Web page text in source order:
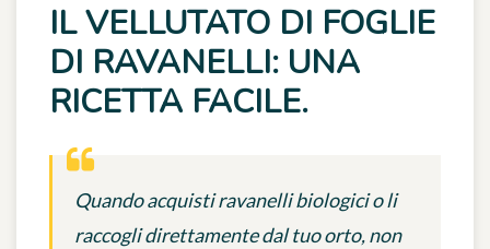
IL VELLUTATO DI FOGLIE
DI RAVANELLI: UNA
RICETTA FACILE.
Quando acquisti ravanelli biologici o li
raccogli direttamente dal tuo orto, non